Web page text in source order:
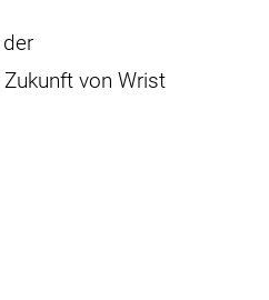
von Wrist